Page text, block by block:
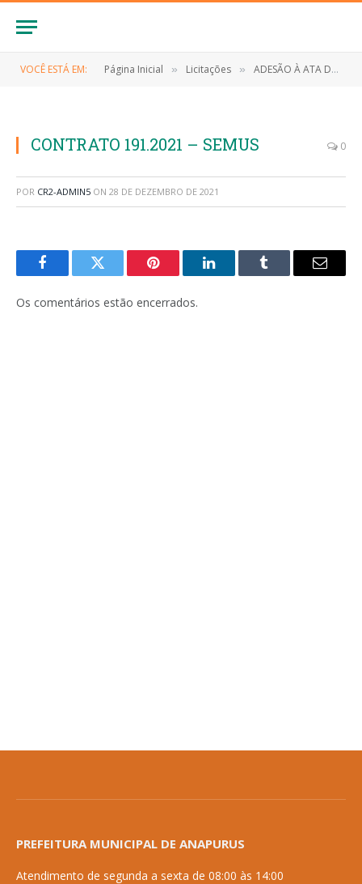
VOCÊ ESTÁ EM: Página Inicial » Licitações » ADESÃO À ATA DE REGISTRO DE PREÇOS Nº 004/2021 (Registro de Preço para futura Aquisição de serviços/material gráficos, para atender as necessidades das secretarias municipais de Santa Quitéria do Maranhão/MA)
CONTRATO 191.2021 – SEMUS 0
POR CR2-ADMIN5 ON 28 DE DEZEMBRO DE 2021
FacebookTwitter Pinterest LinkedInTumblr
E-
Os comentários estão encerrados.
PREFEITURA MUNICIPAL DE ANAPURUS
Atendimento de segunda a sexta de 08:00 às 14:00